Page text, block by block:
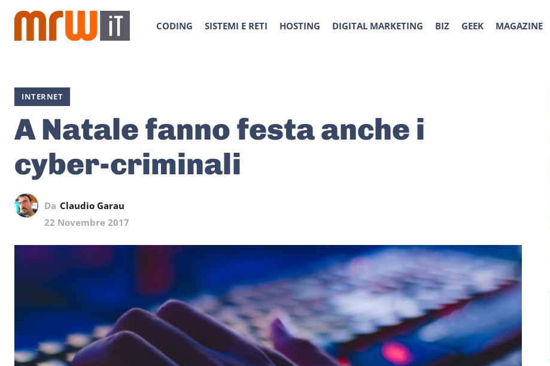
CODING SISTEMI E RETI HOSTING DIGITAL MARKETING BIZ GEEK MAGAZINE
INTERNET
A Natale fanno festa anche i
cyber-criminali
Da Claudio Garau
22 Novembre 2017